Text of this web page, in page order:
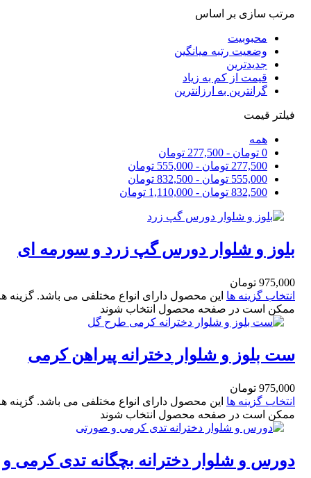
مرتب سازی بر اساس
محبوبیت
وضعیت رتبه میانگین
جدیدترین
قیمت از کم به زیاد
گرانترین به ارزانترین
فیلتر قیمت
همه
0 تومان -
277,500 تومان
277,500 تومان -
555,000 تومان
555,000 تومان -
832,500 تومان
832,500 تومان -
1,110,000 تومان
بلوز و شلوار دورس گپ زرد و سورمه ای
975,000 تومان
انتخاب گزینه ها این محصول دارای انواع مختلفی می باشد. گزینه
ممکن است در صفحه محصول انتخاب شوند
ست بلوز و شلوار دخترانه پیراهن کرمی
975,000 تومان
انتخاب گزینه ها این محصول دارای انواع مختلفی می باشد. گزینه
ممکن است در صفحه محصول انتخاب شوند
دورس و شلوار دخترانه بچگانه تدی کرمی و